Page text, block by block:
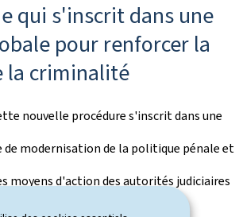
qui s'inscrit dans une
pour renforcer la
la criminalité
nouvelle procédure s'inscrit dans une
modernisation de la politique pénale et
moyens d'action des autorités judiciaires
ducale, notamment face au